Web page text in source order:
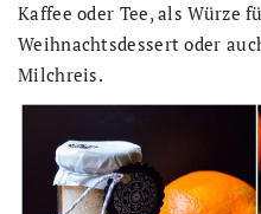
Kaffee oder Tee, als Würze
Weihnachtsdessert oder
Milchreis.